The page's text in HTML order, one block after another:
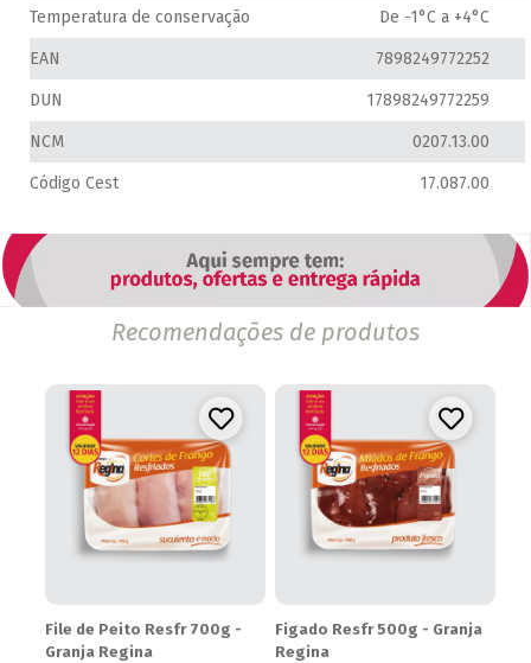
Temperatura de conservação De -1°C a +4°C
EAN 7898249772252
DUN 17898249772259
NCM 0207.13.00
Código Cest 17.087.00
Recomendações de produtos
File de Peito Resfr 700g -
Granja Regina
Figado Resfr 500g - Granja
Regina